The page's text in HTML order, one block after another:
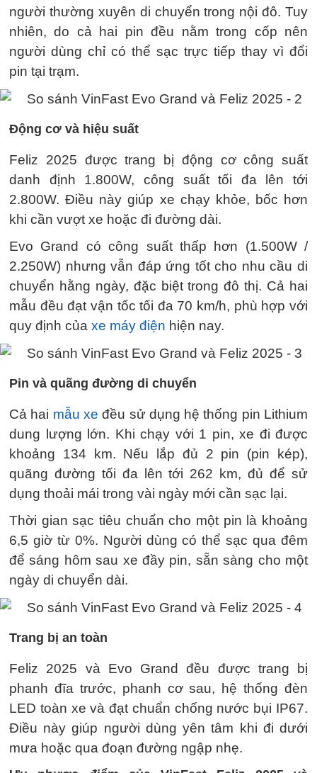
người thường xuyên di chuyển trong nội đô. Tuy
nhiên, do cả hai pin đều nằm trong cốp nên
người dùng chỉ có thể sạc trực tiếp thay vì đổi
pin tại trạm.
Động cơ và hiệu suất
Feliz 2025 được trang bị động cơ công suất
danh định 1.800W, công suất tối đa lên tới
2.800W. Điều này giúp xe chạy khỏe, bốc hơn
khi cần vượt xe hoặc đi đường dài.
Evo Grand có công suất thấp hơn (1.500W /
2.250W) nhưng vẫn đáp ứng tốt cho nhu cầu di
chuyển hằng ngày, đặc biệt trong đô thị. Cả hai
mẫu đều đạt vận tốc tối đa 70 km/h, phù hợp với
quy định của xe máy điện hiện nay.
Pin và quãng đường di chuyển
Cả hai mẫu xe đều sử dụng hệ thống pin Lithium
dung lượng lớn. Khi chạy với 1 pin, xe đi được
khoảng 134 km. Nếu lắp đủ 2 pin (pin kép),
quãng đường tối đa lên tới 262 km, đủ để sử
dụng thoải mái trong vài ngày mới cần sạc lại.
Thời gian sạc tiêu chuẩn cho một pin là khoảng
6,5 giờ từ 0%. Người dùng có thể sạc qua đêm
để sáng hôm sau xe đầy pin, sẵn sàng cho một
ngày di chuyển dài.
Trang bị an toàn
Feliz 2025 và Evo Grand đều được trang bị
phanh đĩa trước, phanh cơ sau, hệ thống đèn
LED toàn xe và đạt chuẩn chống nước bụi IP67.
Điều này giúp người dùng yên tâm khi đi dưới
mưa hoặc qua đoạn đường ngập nhẹ.